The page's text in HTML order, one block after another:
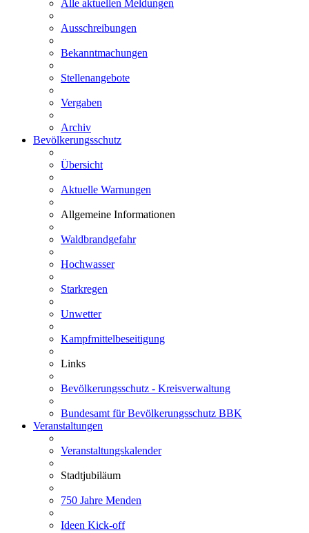
Alle aktuellen Meldungen
Ausschreibungen
Bekanntmachungen
Stellenangebote
Vergaben
Archiv
Bevölkerungsschutz
Übersicht
Aktuelle Warnungen
Allgemeine Informationen
Waldbrandgefahr
Hochwasser
Starkregen
Unwetter
Kampfmittelbeseitigung
Links
Bevölkerungsschutz - Kreisverwaltung
Bundesamt für Bevölkerungsschutz BBK
Veranstaltungen
Veranstaltungskalender
Stadtjubiläum
750 Jahre Menden
Ideen Kick-off